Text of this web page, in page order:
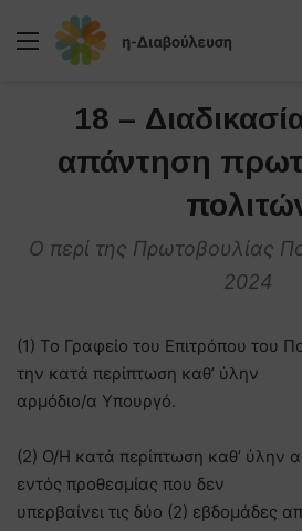
Μενού
18 –
απάντηση
Ο περί της Πρωτοβουλίας
2024
(1) Το Γραφείο του Επιτρόπου του
την κατά περίπτωση καθ’ ύλην
αρμόδιο/α Υπουργό.
(2) Ο/Η κατά περίπτωση καθ’ ύλην
εντός προθεσμίας που δεν
υπερβαίνει τις δύο (2) εβδομάδες